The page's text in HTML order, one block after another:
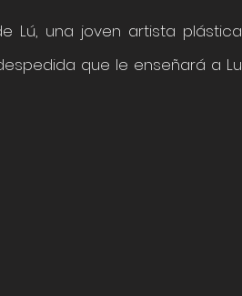
Lú, una joven artista plástica
que le enseñará a Lu